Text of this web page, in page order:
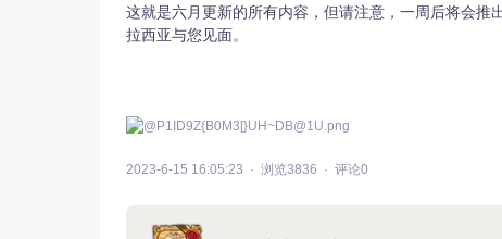
这就是六月更新的所有内容，但请注意，一周后将会
拉西亚与您见面。
2023-6-15 16:05:23 浏览3836 评论0